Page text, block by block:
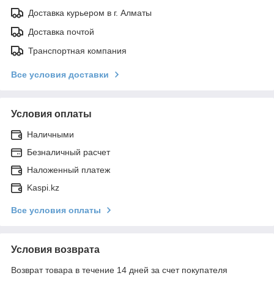
Доставка курьером в г. Алматы
Доставка почтой
Транспортная компания
Все условия доставки
Условия оплаты
Наличными
Безналичный расчет
Наложенный платеж
Kaspi.kz
Все условия оплаты
Условия возврата
Возврат товара в течение 14 дней за счет покупателя